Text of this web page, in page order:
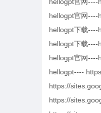
hellogpt官网----
hellogpt下载----
hellogpt下载----
hellogpt官网----
hellogpt----
https://
https://